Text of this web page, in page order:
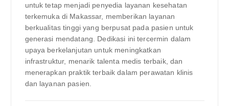
untuk tetap menjadi penyedia layanan kesehatan
terkemuka di Makassar, memberikan layanan
berkualitas tinggi yang berpusat pada pasien untuk
generasi mendatang. Dedikasi ini tercermin dalam
upaya berkelanjutan untuk meningkatkan
infrastruktur, menarik talenta medis terbaik, dan
menerapkan praktik terbaik dalam perawatan klinis
dan layanan pasien.